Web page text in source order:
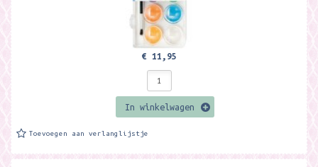
€ 11,95
In winkelwagen
Toevoegen aan verlanglijstje